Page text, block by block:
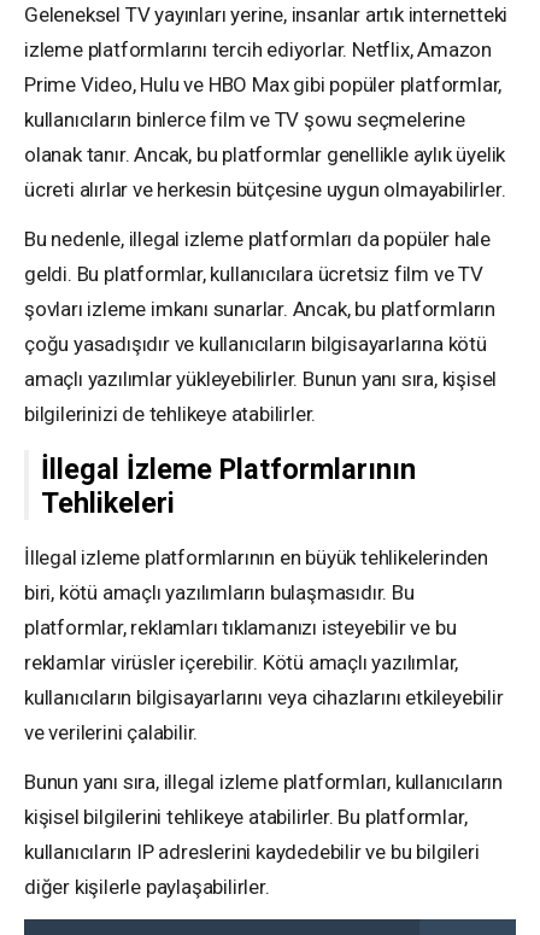
Geleneksel TV yayınları yerine, insanlar artık internetteki
izleme platformlarını tercih ediyorlar. Netflix, Amazon
Prime Video, Hulu ve HBO Max gibi popüler platformlar,
kullanıcıların binlerce film ve TV şowu seçmelerine
olanak tanır. Ancak, bu platformlar genellikle aylık üyelik
ücreti alırlar ve herkesin bütçesine uygun olmayabilirler.
Bu nedenle, illegal izleme platformları da popüler hale
geldi. Bu platformlar, kullanıcılara ücretsiz film ve TV
şovları izleme imkanı sunarlar. Ancak, bu platformların
çoğu yasadışıdır ve kullanıcıların bilgisayarlarına kötü
amaçlı yazılımlar yükleyebilirler. Bunun yanı sıra, kişisel
bilgilerinizi de tehlikeye atabilirler.
İllegal İzleme Platformlarının
Tehlikeleri
İllegal izleme platformlarının en büyük tehlikelerinden
biri, kötü amaçlı yazılımların bulaşmasıdır. Bu
platformlar, reklamları tıklamanızı isteyebilir ve bu
reklamlar virüsler içerebilir. Kötü amaçlı yazılımlar,
kullanıcıların bilgisayarlarını veya cihazlarını etkileyebilir
ve verilerini çalabilir.
Bunun yanı sıra, illegal izleme platformları, kullanıcıların
kişisel bilgilerini tehlikeye atabilirler. Bu platformlar,
kullanıcıların IP adreslerini kaydedebilir ve bu bilgileri
diğer kişilerle paylaşabilirler.